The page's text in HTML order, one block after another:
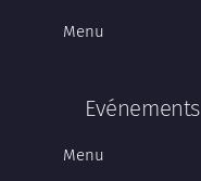
Menu
Evénements
Menu